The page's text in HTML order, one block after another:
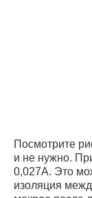
Посмотрите
и не нужно.
0,027А. Это
изоляция